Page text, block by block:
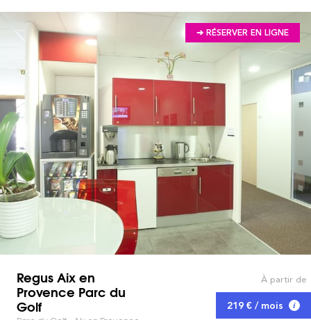
➔ RÉSERVER EN LIGNE
Regus Aix en
Provence Parc du
Golf
À partir de
219 € / mois